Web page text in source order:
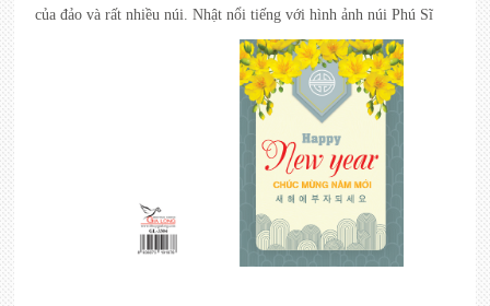
của đảo và rất nhiều núi. Nhật nổi tiếng với hình ảnh núi Phú Sĩ